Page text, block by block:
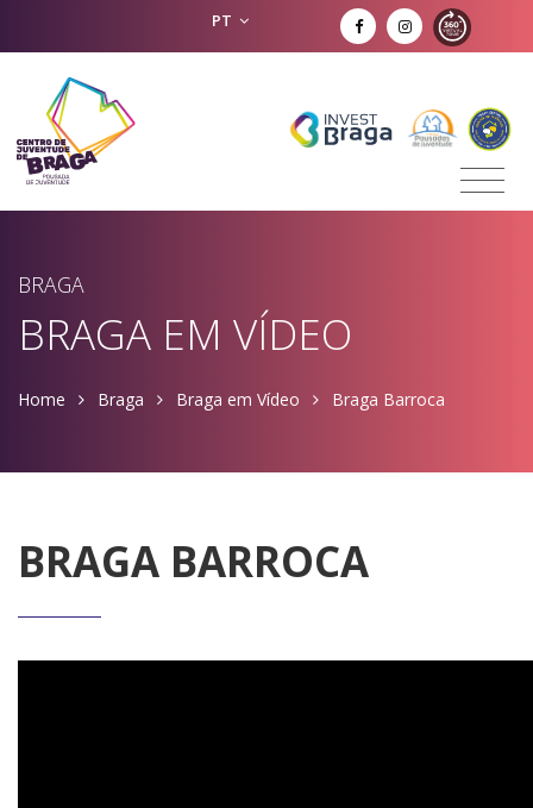
PT
BRAGA
BRAGA EM VÍDEO
Home Braga Braga em Vídeo Braga Barroca
BRAGA BARROCA